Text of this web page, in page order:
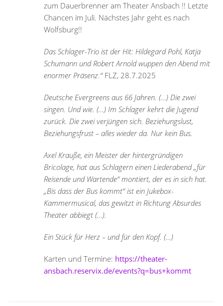
zum Dauerbrenner am Theater Ansbach !! Letzte
Chancen im Juli. Nächstes Jahr geht es nach
Wolfsburg!!
Das Schlager-Trio ist der Hit: Hildegard Pohl, Katja
Schumann und Robert Arnold wuppen den Abend mit
enormer Präsenz.“FLZ, 28.7.2025
Deutsche Evergreens aus 66 Jahren. (…) Die zwei
singen. Und wie. (…) Im Schlager kehrt die Jugend
zurück. Die zwei verjüngen sich. Beziehungslust,
Beziehungsfrust – alles wieder da. Nur kein Bus.
Axel Krauße, ein Meister der hintergründigen
Bricolage, hat aus Schlagern einen Liederabend „für
Reisende und Wartende“ montiert, der es in sich hat.
„Bis dass der Bus kommt“ ist ein Jukebox-
Kammermusical, das gewitzt in Richtung Absurdes
Theater abbiegt (…).
Ein Stück für Herz – und für den Kopf. (…)
Karten und Termine: https://theater-
ansbach.reservix.de/events?q=bus+kommt